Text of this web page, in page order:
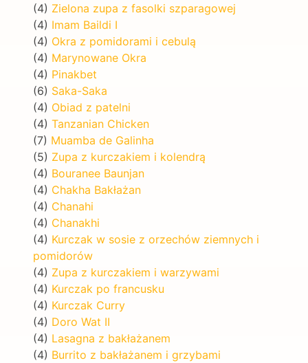
(4) Zielona zupa z fasolki szparagowej
(4) Imam Baildi I
(4) Okra z pomidorami i cebulą
(4) Marynowane Okra
(4) Pinakbet
(6) Saka-Saka
(4) Obiad z patelni
(4) Tanzanian Chicken
(7) Muamba de Galinha
(5) Zupa z kurczakiem i kolendrą
(4) Bouranee Baunjan
(4) Chakha Bakłażan
(4) Chanahi
(4) Chanakhi
(4) Kurczak w sosie z orzechów ziemnych i
pomidorów
(4) Zupa z kurczakiem i warzywami
(4) Kurczak po francusku
(4) Kurczak Curry
(4) Doro Wat II
(4) Lasagna z bakłażanem
(4) Burrito z bakłażanem i grzybami